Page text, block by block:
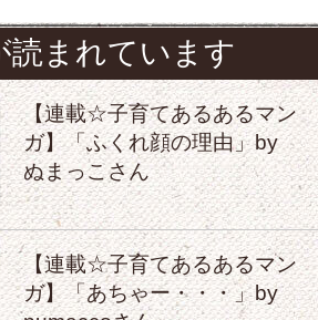
読まれています
【連載☆子育てあるあるマン
ガ】「ふくれ顔の理由」by
ぬまっこさん
【連載☆子育てあるあるマン
ガ】「あちゃー・・・」by